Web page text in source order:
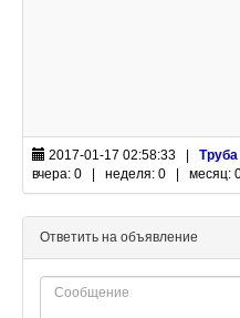
2017-01-17 02:58:33 |
вчера: 0 | неделя: 0 | месяц:
Ответить на объявление